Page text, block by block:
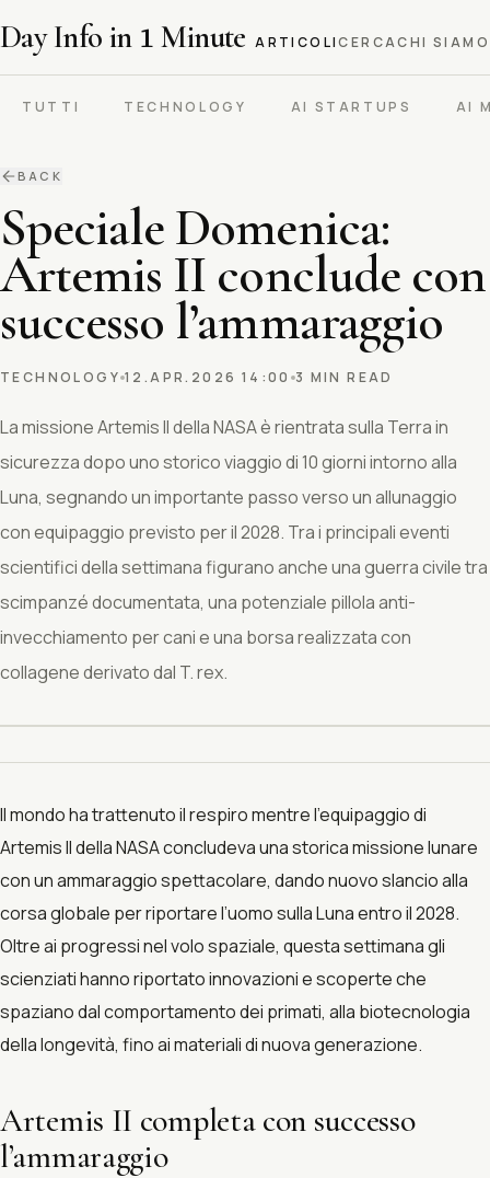
Day Info in 1 Minute ARTICOLICERCACHI SIAMO
TUTTI TECHNOLOGY AI STARTUPS AI
BACK
Speciale Domenica:
Artemis II conclude con
successo l’ammaraggio
TECHNOLOGY 12.APR.2026 14:00 3 MIN READ
La missione Artemis II della NASA è rientrata sulla Terra in
sicurezza dopo uno storico viaggio di 10 giorni intorno alla
Luna, segnando un importante passo verso un allunaggio
con equipaggio previsto per il 2028. Tra i principali eventi
scientifici della settimana figurano anche una guerra civile tra
scimpanzé documentata, una potenziale pillola anti-
invecchiamento per cani e una borsa realizzata con
collagene derivato dal T. rex.
Il mondo ha trattenuto il respiro mentre l’equipaggio di
Artemis II della NASA concludeva una storica missione lunare
con un ammaraggio spettacolare, dando nuovo slancio alla
corsa globale per riportare l’uomo sulla Luna entro il 2028.
Oltre ai progressi nel volo spaziale, questa settimana gli
scienziati hanno riportato innovazioni e scoperte che
spaziano dal comportamento dei primati, alla biotecnologia
della longevità, fino ai materiali di nuova generazione.
Artemis II completa con successo
l’ammaraggio